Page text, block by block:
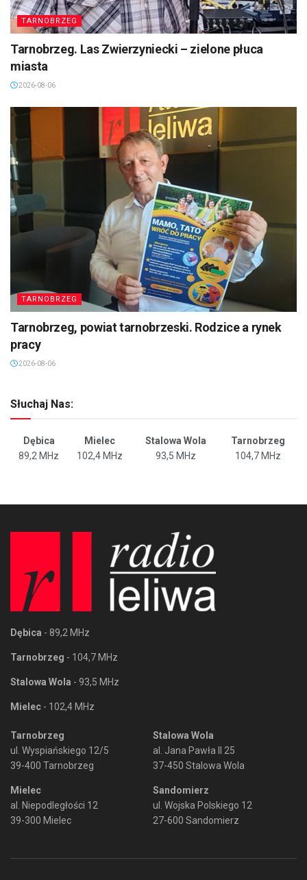
TARNOBRZEG
Tarnobrzeg. Las Zwierzyniecki – zielone płuca
miasta
2026-08-06
TARNOBRZEG
Tarnobrzeg, powiat tarnobrzeski. Rodzice a rynek
pracy
2026-08-06
Słuchaj Nas:
Dębica Mielec Stalowa Wola
Tarnobrzeg
89,2 MHz
102,4 MHz 93,5 MHz 104,7 MHz
Dębica - 89,2 MHz
Tarnobrzeg - 104,7 MHz
Stalowa Wola - 93,5 MHz
Mielec - 102,4 MHz
Tarnobrzeg
ul. Wyspiańskiego 12/5
39-400 Tarnobrzeg
Mielec
al. Niepodległości 12
39-300 Mielec
Stalowa Wola
al. Jana Pawła II 25
37-450 Stalowa Wola
Sandomierz
ul. Wojska Polskiego 12
27-600 Sandomierz